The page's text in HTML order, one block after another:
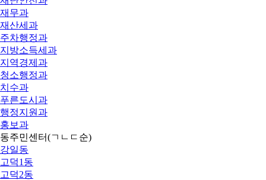
재무과
재산세과
주차행정과
지방소득세과
지역경제과
청소행정과
치수과
푸른도시과
행정지원과
홍보과
동주민센터(ㄱㄴㄷ순)
강일동
고덕1동
고덕2동